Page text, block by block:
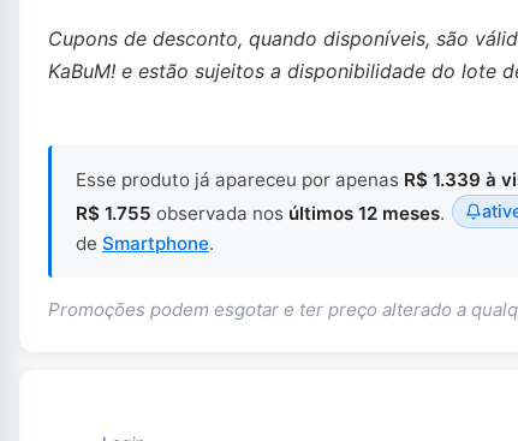
Cupons de desconto, quando disponíveis, são
KaBuM! e estão sujeitos a disponibilidade do lote
Esse produto já apareceu por apenas R$ 1.339 à
R$ 1.755 observada nos últimos 12 meses.
de Smartphone.
Promoções podem esgotar e ter preço alterado a